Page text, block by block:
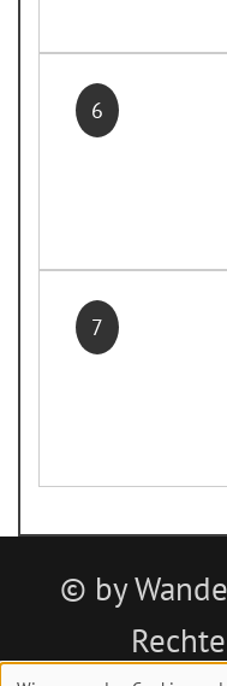
6
7
© by